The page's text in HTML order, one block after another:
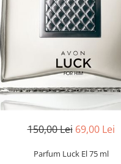
150,00 Lei 69,00 Lei
Parfum Luck El 75 ml